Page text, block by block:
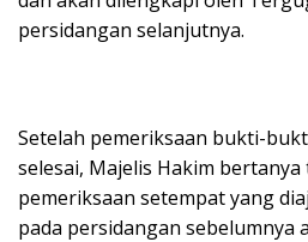
persidangan selanjutnya.
Setelah pemeriksaan bukti-
selesai, Majelis Hakim
pemeriksaan setempat yang
pada persidangan sebelumnya